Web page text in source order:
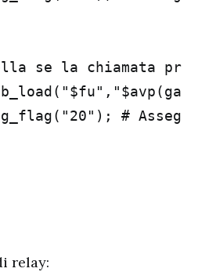
se la chiamata
#
relay: